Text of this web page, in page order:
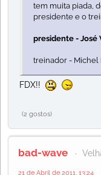
tem muita piada,
presidente e o
presidente - José
treinador -
FDX!!
(2 gostos)
bad-wave
21 de Abril de 2011, 13:24